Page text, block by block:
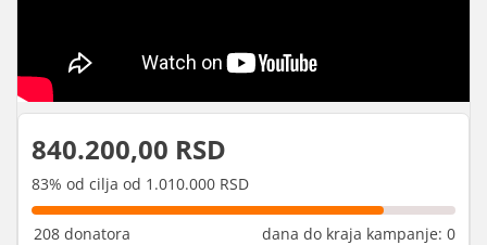
840.200,00 RSD
83% od cilja od 1.010.000 RSD
208 donatora dana do kraja kampanje: 0